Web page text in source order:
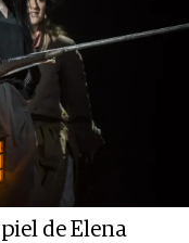
de Elena